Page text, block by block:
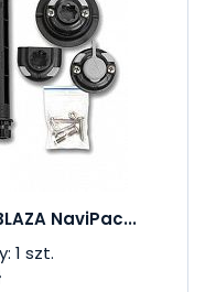
NaviPac...
1 szt.